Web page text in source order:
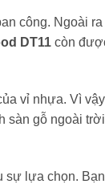
công. Ngoài
DT11 còn
vỉ nhựa. Vì
sàn gỗ ngoài
sự lựa chọn.